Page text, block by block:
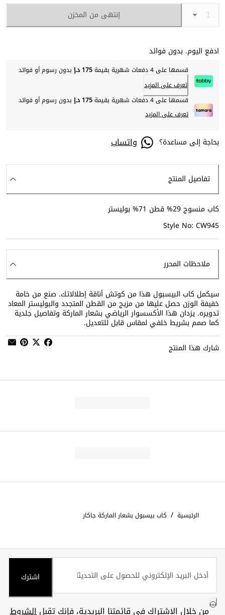
إنتهى من المخزن
ادفع اليوم. بدون فوائد
قسمها على 4 دفعات شهرية بقيمة 175 د.إ
بدون رسوم أو فوائد
تعرف على المزيد
قسمها على 4 دفعات شهرية بقيمة
175 د.إ
بدون رسوم أو فوائد
تعرف على المزيد
بحاجة إلى مساعدة؟ واتساب
تفاصيل المنتج
كاب منسوج 29% قطن 71% بوليستر
Style No: CW945
ملاحظات المحرر
سيكمل كاب البيسبول هذا من كوتش أناقة إطلالاتك. صنع من خامة
خفيفة الوزن حصل عليها من مزيج من القطن المتجدد والبوليستر المعاد
تدويره. يزدان هذا الأكسسوار الرياضي بشعار الماركة وتفاصيل جلدية
كما صمم بشريط خلفي لمقاس قابل للتعديل.
شارك هذا المنتج
الرئيسية / كاب بيسبول بشعار الماركة جاكار
اشترك
من خلال الاشتراك في قائمتنا البريدية، فإنك تقبلالشروط